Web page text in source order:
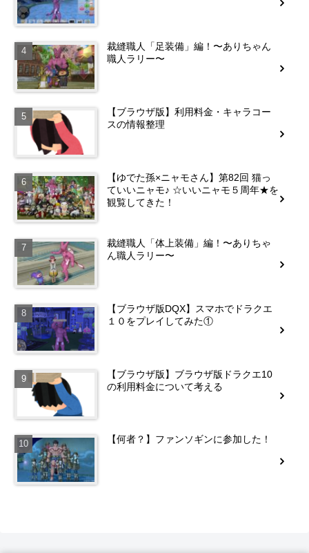
裁縫職人「足装備」編！〜ありちゃん
職人ラリー〜
【ブラウザ版】利用料金・キャラコー
スの情報整理
【ゆでた孫×ニャモさん】第82回 猫っ
ていいニャモ♪ ☆いいニャモ５周年★を
観覧してきた！
裁縫職人「体上装備」編！〜ありちゃ
ん職人ラリー〜
【ブラウザ版DQX】スマホでドラクエ
１０をプレイしてみた①
【ブラウザ版】ブラウザ版ドラクエ10
の利用料金について考える
【何者？】ファンソギンに参加した！